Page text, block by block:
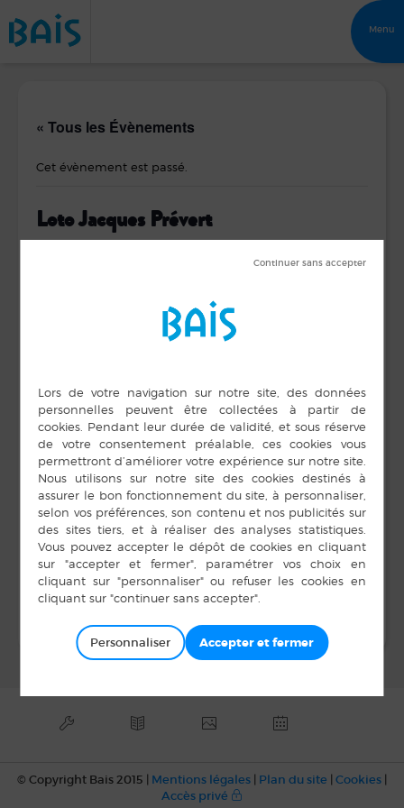
Menu
« Tous les Évènements
Cet évènement est passé.
Loto Jacques Prévert
Heure :
20 h 00 min à 22 h 00
min
LIEU
Salle Unisson
ORGANISATEUR
Amicale Laïque
06 27 28 03 36
E-mail
amicalelaiquebais@g
mail.com
Voir le site Organisateur
Conseil municipal
© Copyright Bais 2015 | Mentions légales | Plan du site | Cookies |
Accès privé
Personnaliser